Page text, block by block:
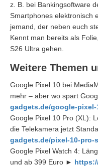
z. B. bei Bankingsoftware
Smartphones elektronisch
jemand, der neben euch
Kennt man bereits als
S26 Ultra gehen.
Weitere Themen
Google Pixel 10 bei
mehr – aber wo spart
gadgets.de/google-
Google Pixel 10 Pro (XL):
die Telekamera jetzt
gadgets.de/pixel-10-pro-
Google Pixel Watch 4:
und ab 399 Euro ►